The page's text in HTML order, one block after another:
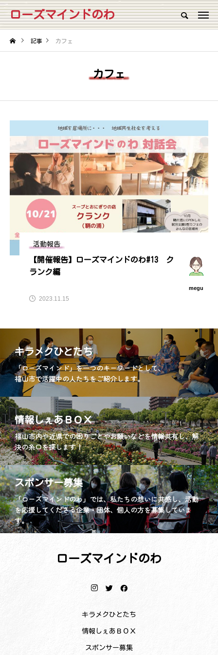
ローズマインドのわ
記事 カフェ
カフェ
活動報告
【開催報告】ローズマインドのわ#13 ク
ランク編
megu
2023.11.15
キラメクひとたち
「ローズマインド」を一つのキーワードとして、
福山市で活躍中の人たちをご紹介します。
情報しぇあＢＯＸ
福山市内や近県での困りごとやお願いなどを情報共有し、解
決の糸口を探します！
スポンサー募集
「ローズマインドのわ」では、私たちの想いに共感し、活動
を応援してくださる企業・団体、個人の方を募集していま
す。
ローズマインドのわ
キラメクひとたち
情報しぇあＢＯＸ
スポンサー募集